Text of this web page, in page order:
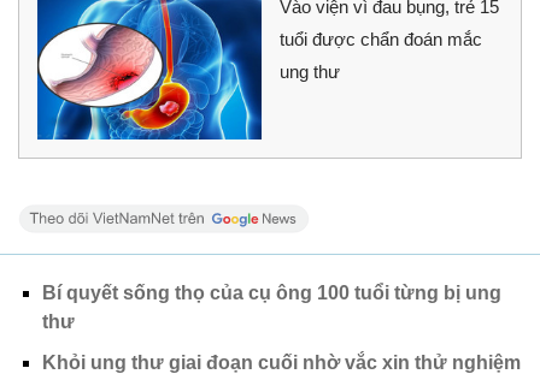
Vào viện vì đau bụng, trẻ 15
tuổi được chẩn đoán mắc
ung thư
Bí quyết sống thọ của cụ ông 100 tuổi từng bị ung
thư
Khỏi ung thư giai đoạn cuối nhờ vắc xin thử nghiệm